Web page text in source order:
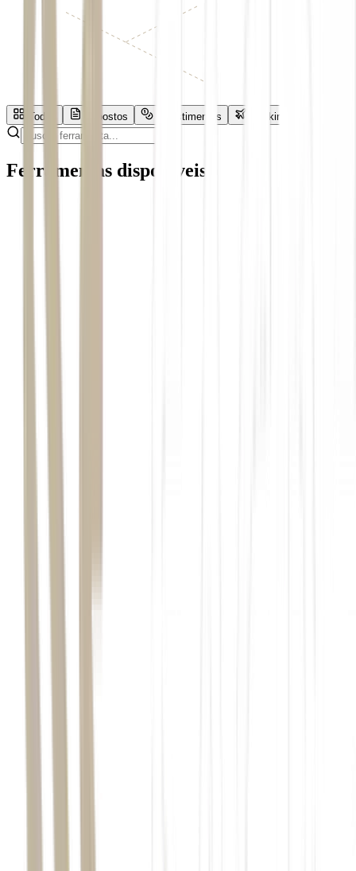
Todas Impostos Investimentos Banking
Ferramentas disponiveis